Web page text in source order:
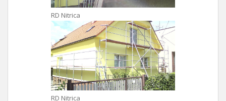
RD Nitrica
RD Nitrica